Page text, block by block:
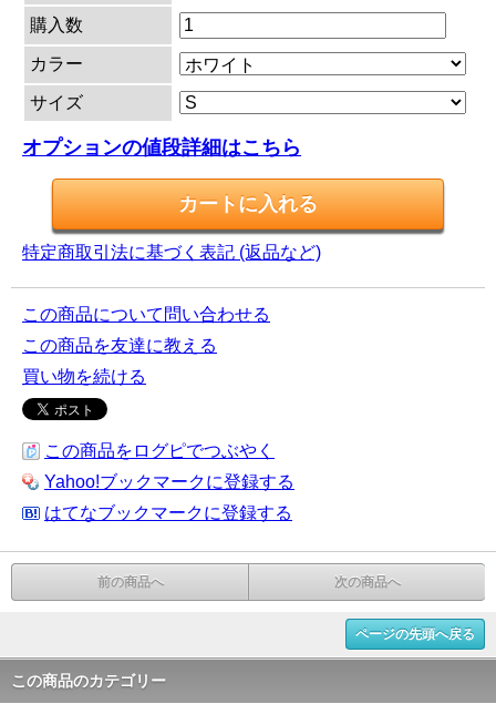
購入数
カラー
サイズ
オプションの値段詳細はこちら
特定商取引法に基づく表記 (返品など)
この商品について問い合わせる
この商品を友達に教える
買い物を続ける
この商品をログピでつぶやく
Yahoo!ブックマークに登録する
はてなブックマークに登録する
前の商品へ 次の商品へ
ページの先頭へ戻る
この商品のカテゴリー